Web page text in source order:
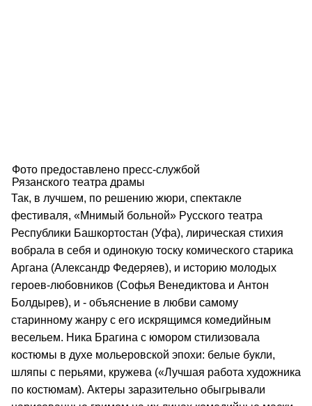
Фото предоставлено пресс-службой
Рязанского театра драмы
Так, в лучшем, по решению жюри, спектакле
фестиваля, «Мнимый больной» Русского театра
Республики Башкортостан (Уфа), лирическая стихия
вобрала в себя и одинокую тоску комического старика
Аргана (Александр Федеряев), и историю молодых
героев-любовников (Софья Венедиктова и Антон
Болдырев), и - объяснение в любви самому
старинному жанру с его искрящимся комедийным
весельем. Ника Брагина с юмором стилизовала
костюмы в духе мольеровской эпохи: белые букли,
шляпы с перьями, кружева («Лучшая работа художника
по костюмам). Актеры заразительно обыгрывали